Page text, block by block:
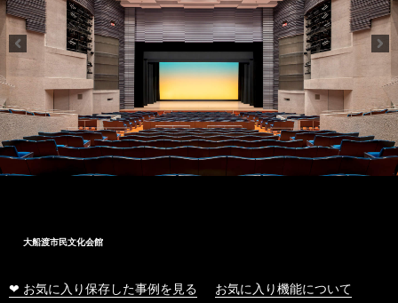
大船渡市民文化会館
❤ お気に入り保存した事例を見る お気に入り機能について